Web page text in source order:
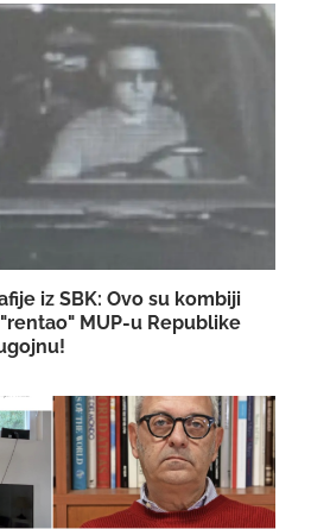
iz SBK: Ovo su kombiji
MUP-u Republike